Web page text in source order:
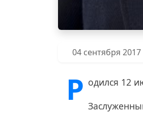
04 сентября 2017
Р одился 12